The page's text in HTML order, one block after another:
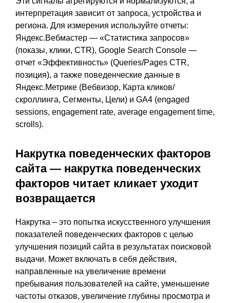
интерпретация зависит от запроса, устройства и
региона. Для измерения используйте отчеты:
Яндекс.Вебмастер — «Статистика запросов»
(показы, клики, CTR), Google Search Console —
отчет «Эффективность» (Queries/Pages CTR,
позиция), а также поведенческие данные в
Яндекс.Метрике (Вебвизор, Карта кликов/
скроллинга, Сегменты, Цели) и GA4 (engaged
sessions, engagement rate, average engagement time,
scrolls).
Накрутка поведенческих факторов
сайта — накрутка поведенческих
факторов читает кликает уходит
возвращается
Накрутка – это попытка искусственного улучшения
показателей поведенческих факторов с целью
улучшения позиций сайта в результатах поисковой
выдачи. Может включать в себя действия,
направленные на увеличение времени
пребывания пользователей на сайте, уменьшение
частоты отказов, увеличение глубины просмотра и